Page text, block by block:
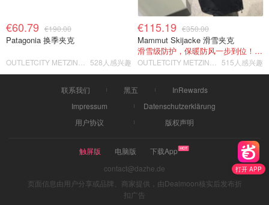
打开 APP
€60.79 €190.00
Patagonia 换季夹克
528人感兴趣
€115.19 €350.00
Mammut Skijacke 滑雪夹克
滑雪级防护，保暖防风一步到位！仅剩s！
515人感兴趣
联系我们 黑五
InRewards
Impressum
Datenschutzerklärung
用户协议
版权声明
触屏版 电脑版
下载App
contact@dazhe.de
页面信息由用户分享或品牌、商家提供，由Dealmoon核实后发布折
扣广告